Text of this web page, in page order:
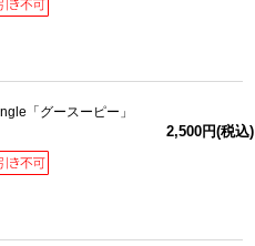
「グースーピー」
2,500円(税込)